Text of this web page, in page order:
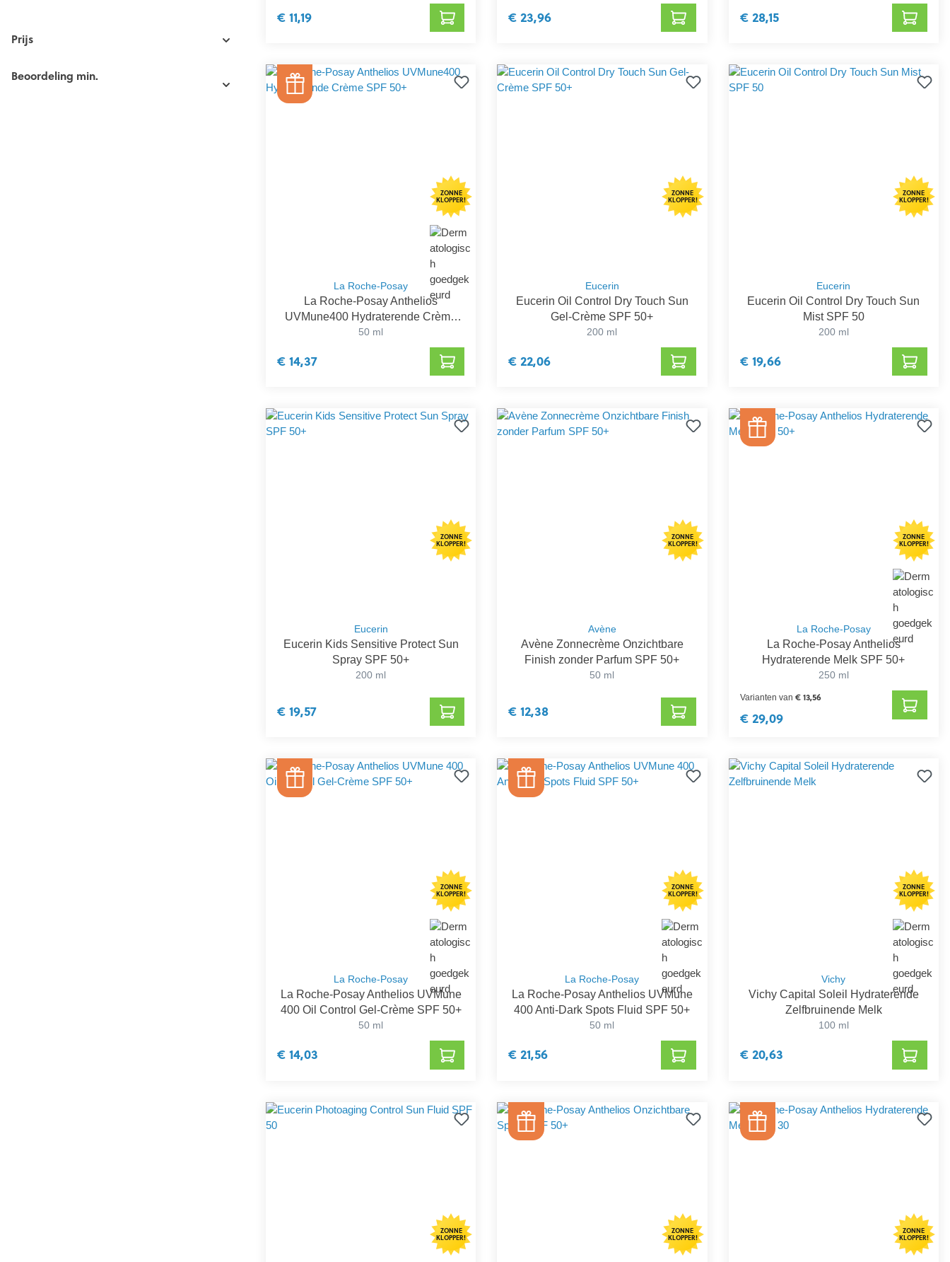
Prijs
Beoordeling min.
€ 11,19 € 23,96 € 28,15
ZONNE
KLOPPER!
La Roche-Posay
La Roche-Posay Anthelios
UVMune400 Hydraterende Crème
SPF 50+
50 ml
€ 14,37
ZONNE
KLOPPER!
Eucerin
Eucerin Oil Control Dry Touch Sun
Gel-Crème SPF 50+
200 ml
€ 22,06
ZONNE
KLOPPER!
Eucerin
Eucerin Oil Control Dry Touch Sun
Mist SPF 50
200 ml
€ 19,66
ZONNE
KLOPPER!
Eucerin
Eucerin Kids Sensitive Protect Sun
Spray SPF 50+
200 ml
€ 19,57
ZONNE
KLOPPER!
Avène
Avène Zonnecrème Onzichtbare
Finish zonder Parfum SPF 50+
50 ml
€ 12,38
ZONNE
KLOPPER!
La Roche-Posay
La Roche-Posay Anthelios
Hydraterende Melk SPF 50+
250 ml
Varianten van € 13,56
€ 29,09
ZONNE
KLOPPER!
La Roche-Posay
La Roche-Posay Anthelios UVMune
400 Oil Control Gel-Crème SPF 50+
50 ml
€ 14,03
ZONNE
KLOPPER!
La Roche-Posay
La Roche-Posay Anthelios UVMune
400 Anti-Dark Spots Fluid SPF 50+
50 ml
€ 21,56
ZONNE
KLOPPER!
Vichy
Vichy Capital Soleil Hydraterende
Zelfbruinende Melk
100 ml
€ 20,63
ZONNE
KLOPPER!
ZONNE
KLOPPER!
ZONNE
KLOPPER!